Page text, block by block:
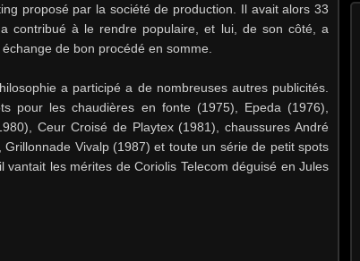
proposé par la société de production. Il avait alors 33
contribué à le rendre populaire, et lui, de son côté, a
de bon procédé en somme.
a participé a de nombreuses autres publicités.
pour les chaudières en fonte (1975), Epeda (1976),
Ceur Croisé de Playtex (1981), chaussures André
Vivalp (1987) et toute un série de petit spots
les mérites de Coriolis Telecom déguisé en Jules